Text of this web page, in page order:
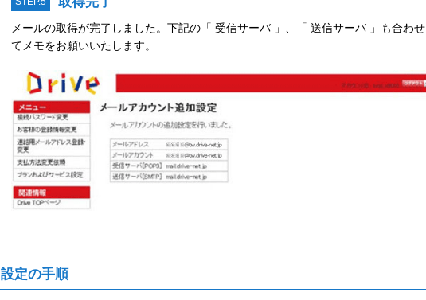
メールの取得が完了しました。下記の「 受信サーバ 」、「 送信サーバ 」も合わせ
てメモをお願いいたします。
設定の手順